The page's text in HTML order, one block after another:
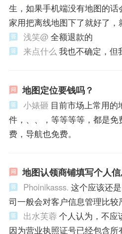
生，如果手机端没有地图的
家用把离线地图下了就好了，
浅笑@ 全额退款的
来点什么 我也不确定，但
地图定位要钱吗？
小婊砸 目前市场上常用的
件，、、，等等等等，都是
费，导航也免费。
地图认领商铺填写个人
Phoinikasss. 这个应该还
司一般会对客户信息管理比较
出水芙蓉 个人认为，不应
因为营业执照证号已经包含